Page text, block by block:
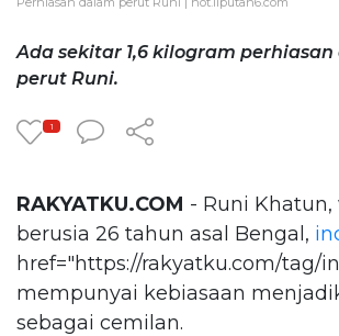
Ada sekitar 1,6 kilogram
perut Runi.
1
RAKYATKU.COM - Runi Khatun,
berusia 26 tahun asal Bengal,
href="https://rakyatku.com/tag/
mempunyai kebiasaan
sebagai cemilan.